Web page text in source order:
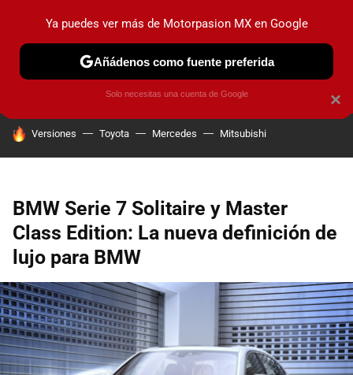
PRUEBAS INDUSTRIA HOY NO CIRCULA
HOY SE HABLA DE
Versiones Toyota Mercedes Mitsubishi
BMW Serie 7 Solitaire y Master
Class Edition: La nueva definición de
lujo para BMW
×
Ya puedes ver más de Motorpasion MX en Google
Añádenos como fuente preferida
Solo necesitas una cuenta de Google